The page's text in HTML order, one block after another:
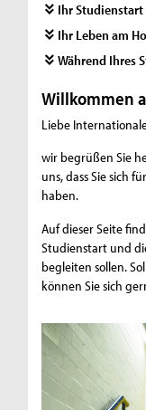
Ihr Studienstart
Ihr Leben am
Während Ihres
Willkommen
Liebe
wir begrüßen Sie
uns, dass Sie sich
haben.
Auf dieser Seite
Studienstart und
begleiten sollen.
können Sie sich